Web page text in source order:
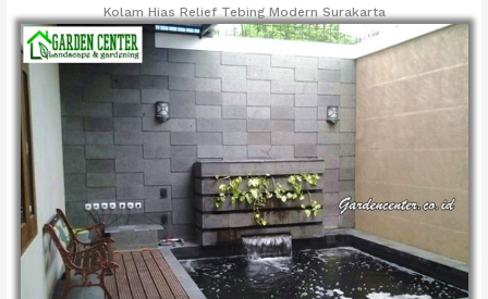
Kolam Hias Relief Tebing Modern Surakarta